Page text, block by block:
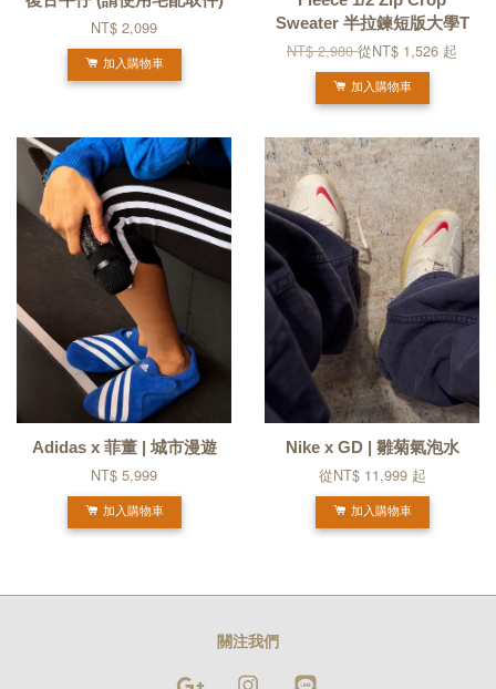
NT$ 2,099
加入購物車
Sweater 半拉鍊短版大學T
NT$ 2,980從NT$ 1,526 起
加入購物車
Adidas x 菲董 | 城市漫遊
NT$ 5,999
加入購物車
Nike x GD | 雛菊氣泡水
從NT$ 11,999 起
加入購物車
關注我們
Google Instagram